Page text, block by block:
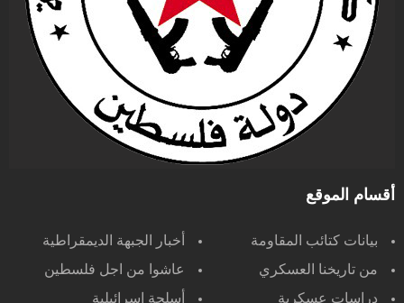
أقسام الموقع
بيانات كتائب المقاومة
أخبار الجبهة الديمقراطية
من تاريخنا العسكري
عاشوا من اجل فلسطين
دراسات عسكرية
أسلحة اسرائيلية